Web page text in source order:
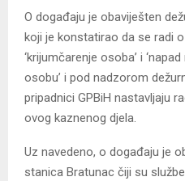
O događaju je obaviješten
koji je konstatirao da se radi
‘krijumčarenje osoba’ i
osobu’ i pod nadzorom
pripadnici GPBiH nastavljaju
ovog kaznenog djela.
Uz navedeno, o događaju je
stanica Bratunac čiji su